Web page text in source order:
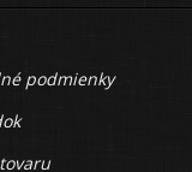
podmienky